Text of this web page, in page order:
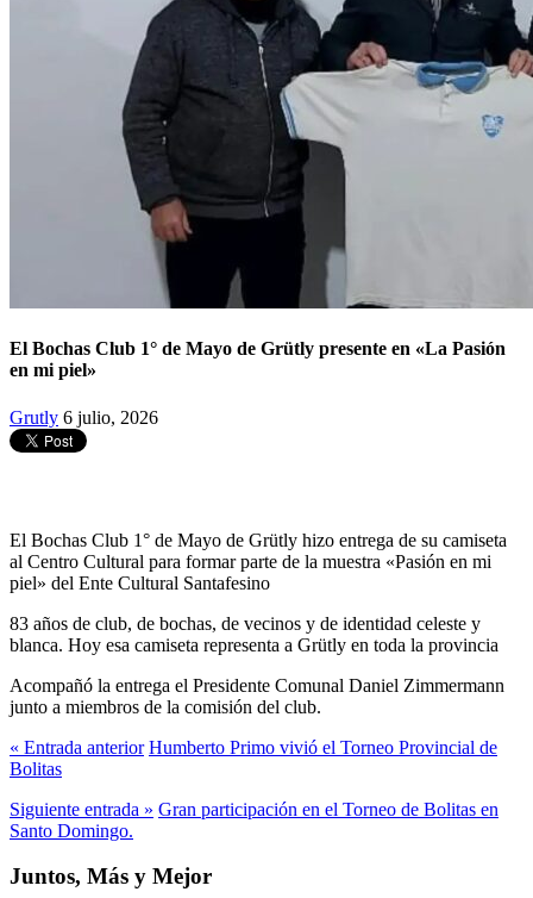
El Bochas Club 1° de Mayo de Grütly presente en «La Pasión
en mi piel»
Grutly 6 julio, 2026
El Bochas Club 1° de Mayo de Grütly hizo entrega de su camiseta
al Centro Cultural para formar parte de la muestra «Pasión en mi
piel» del Ente Cultural Santafesino
83 años de club, de bochas, de vecinos y de identidad celeste y
blanca. Hoy esa camiseta representa a Grütly en toda la provincia
Acompañó la entrega el Presidente Comunal Daniel Zimmermann
junto a miembros de la comisión del club.
« Entrada anterior Humberto Primo vivió el Torneo Provincial de
Bolitas
Siguiente entrada » Gran participación en el Torneo de Bolitas en
Santo Domingo.
Juntos, Más y Mejor